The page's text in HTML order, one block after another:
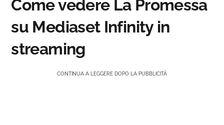
Come vedere La Promessa
su Mediaset Infinity in
streaming
CONTINUA A LEGGERE DOPO LA PUBBLICITÀ